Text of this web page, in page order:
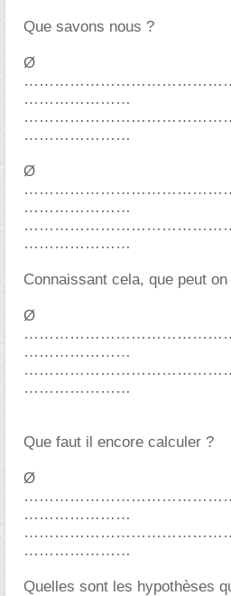
Que savons nous ?
Ø
Ø
Connaissant cela, que peut
Ø
Que faut il encore calculer ?
Ø
Quelles sont les hypothèses